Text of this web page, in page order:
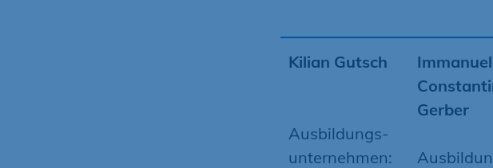
Kilian Gutsch
Ausbildungs-
unternehmen:
Immanuel
Gerber